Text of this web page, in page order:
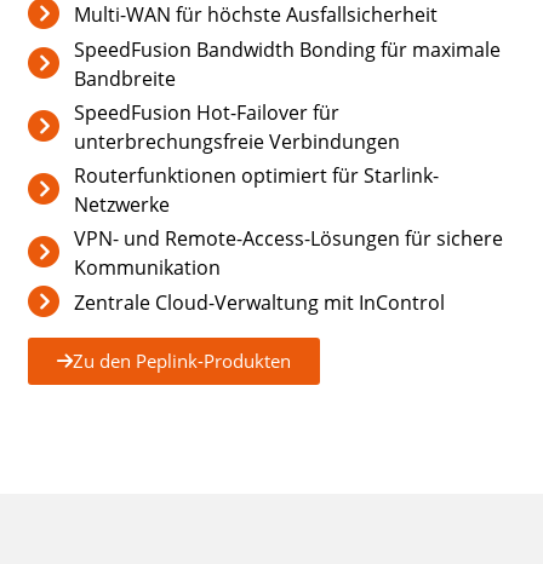
Multi-WAN für höchste Ausfallsicherheit
SpeedFusion Bandwidth Bonding für maximale
Bandbreite
SpeedFusion Hot-Failover für
unterbrechungsfreie Verbindungen
Routerfunktionen optimiert für Starlink-
Netzwerke
VPN- und Remote-Access-Lösungen für sichere
Kommunikation
Zentrale Cloud-Verwaltung mit InControl
Zu den Peplink-Produkten